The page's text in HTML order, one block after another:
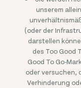
unserem
(oder der
darstellen
des Too Good
Good To Go-
oder versuchen,
Verhinderung